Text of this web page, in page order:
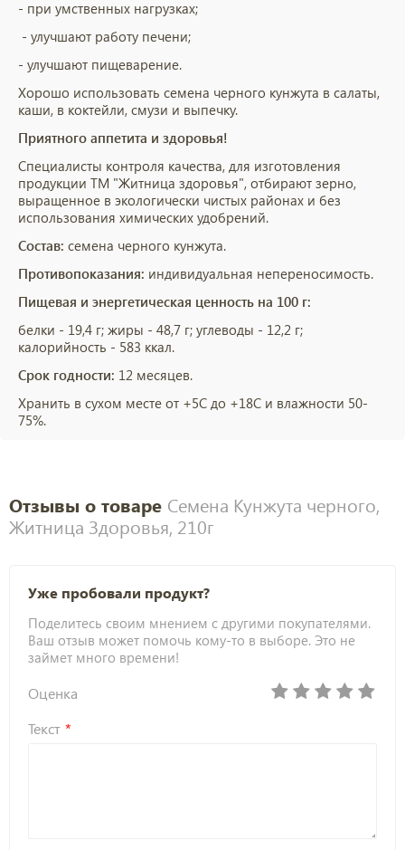
- при умственных нагрузках;
- улучшают работу печени;
- улучшают пищеварение.
Хорошо использовать семена черного кунжута в салаты,
каши, в коктейли, смузи и выпечку.
Приятного аппетита и здоровья!
Специалисты контроля качества, для изготовления
продукции ТМ "Житница здоровья", отбирают зерно,
выращенное в экологически чистых районах и без
использования химических удобрений.
Состав: семена черного кунжута.
Противопоказания: индивидуальная непереносимость.
Пищевая и энергетическая ценность на 100 г:
белки - 19,4 г; жиры - 48,7 г; углеводы - 12,2 г;
калорийность - 583 ккал.
Срок годности: 12 месяцев.
Хранить в сухом месте от +5С до +18С и влажности 50-
75%.
Отзывы о товаре Семена Кунжута черного,
Житница Здоровья, 210г
Уже пробовали продукт?
Поделитесь своим мнением с другими покупателями.
Ваш отзыв может помочь кому-то в выборе. Это не
займет много времени!
Оценка
Текст